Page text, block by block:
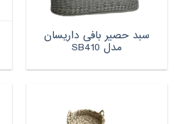
سبد حصیر بافی داریسان
مدل SB410